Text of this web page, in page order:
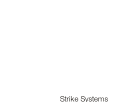
Strike Systems